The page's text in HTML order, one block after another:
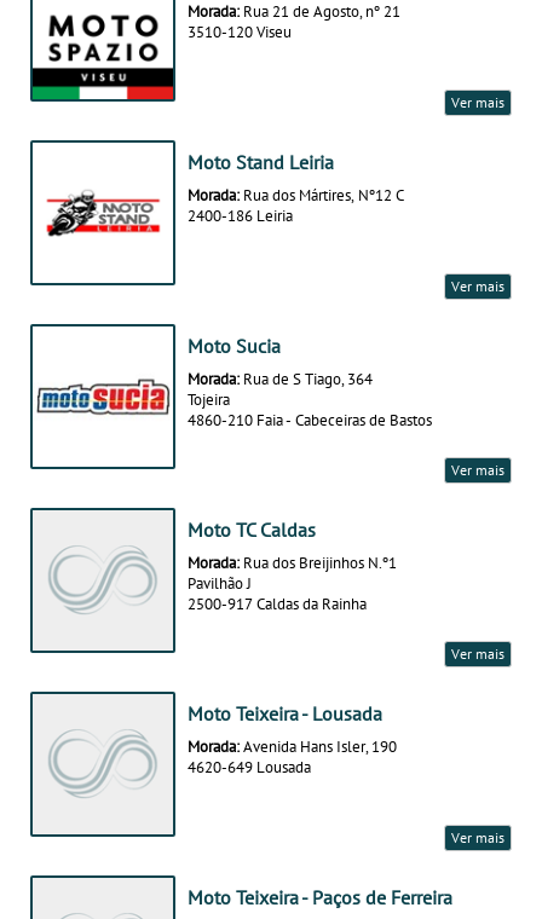
Morada: Rua 21 de Agosto, nº 21
3510-120 Viseu
Ver mais
Moto Stand Leiria
Morada: Rua dos Mártires, Nº12 C
2400-186 Leiria
Ver mais
Moto Sucia
Morada: Rua de S Tiago, 364
Tojeira
4860-210 Faia - Cabeceiras de Bastos
Ver mais
Moto TC Caldas
Morada: Rua dos Breijinhos N.º1
Pavilhão J
2500-917 Caldas da Rainha
Ver mais
Moto Teixeira - Lousada
Morada:Avenida Hans Isler, 190
4620-649 Lousada
Ver mais
Moto Teixeira - Paços de Ferreira